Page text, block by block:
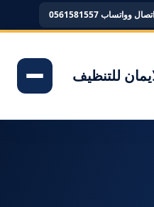
0561581557
للتنظيف